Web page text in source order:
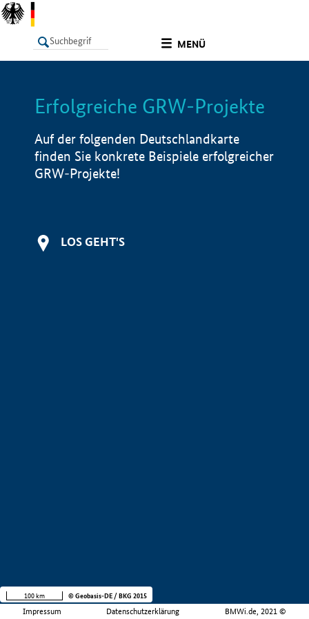
MENÜ
LISTE Info
Erfolgreiche GRW-Projekte
Auf der folgenden Deutschlandkarte
finden Sie konkrete Beispiele erfolgreicher
GRW-Projekte!
LOS GEHT'S
Impressum Datenschutzerklärung BMWi.de, 2021 ©
100 km © Geobasis-DE / BKG 2015